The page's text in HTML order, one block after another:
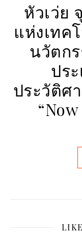
หัวเว่ย
แห่งเทค
นวัตก
ปร
ประวัติศ